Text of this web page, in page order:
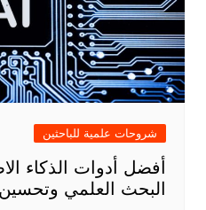
شروحات علمية للباحثين
أفضل أدوات الذكاء
البحث العلمي